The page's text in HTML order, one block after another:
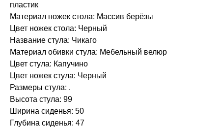
пластик
Материал ножек стола: Массив берёзы
Цвет ножек стола: Черный
Название стула: Чикаго
Материал обивки стула: Мебельный велюр
Цвет стула: Капучино
Цвет ножек стула: Черный
Размеры стула: .
Высота стула: 99
Ширина сиденья: 50
Глубина сиденья: 47